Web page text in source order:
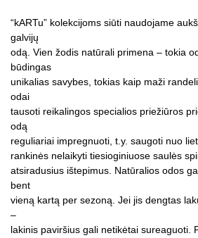
“kARTu” kolekcijoms siūti naudojame
galvijų
odą. Vien žodis natūrali primena – tokia
būdingas
unikalias savybes, tokias kaip maži
odai
tausoti reikalingos specialios priežiūros
odą
reguliariai impregnuoti, t.y. saugoti nuo
rankinės nelaikyti tiesioginiuose saulės
atsiradusius ištepimus. Natūralios odos
bent
vieną kartą per sezoną. Jei jis dengtas
–
lakinis paviršius gali netikėtai sureaguoti.